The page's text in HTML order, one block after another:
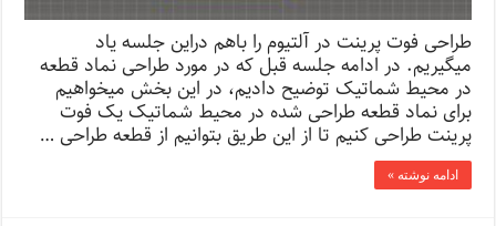
طراحی فوت پرینت در آلتیوم را باهم دراین جلسه یاد
میگیریم. در ادامه جلسه قبل که در مورد طراحی نماد قطعه
در محیط شماتیک توضیح دادیم، در این بخش میخواهیم
برای نماد قطعه طراحی شده در محیط شماتیک یک فوت
پرینت طراحی کنیم تا از این طریق بتوانیم از قطعه طراحی …
ادامه نوشته »